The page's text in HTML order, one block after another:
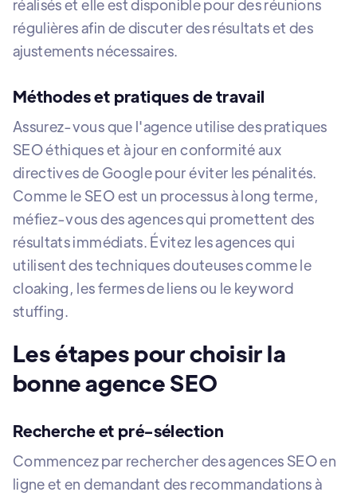
réalisés et elle est disponible pour des réunions
régulières afin de discuter des résultats et des
ajustements nécessaires.
Méthodes et pratiques de travail
Assurez-vous que l'agence utilise des pratiques
SEO éthiques et à jour en conformité aux
directives de Google pour éviter les pénalités.
Comme le SEO est un processus à long terme,
méfiez-vous des agences qui promettent des
résultats immédiats. Évitez les agences qui
utilisent des techniques douteuses comme le
cloaking, les fermes de liens ou le keyword
stuffing.
Les étapes pour choisir la
bonne agence SEO
Recherche et pré-sélection
Commencez par rechercher des agences SEO en
ligne et en demandant des recommandations à